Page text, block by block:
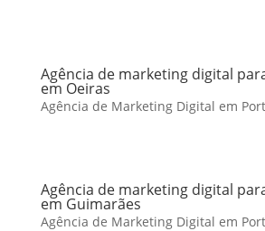
Agência de marketing digital
em Oeiras
Agência de Marketing Digital em
Agência de marketing digital
em Guimarães
Agência de Marketing Digital em